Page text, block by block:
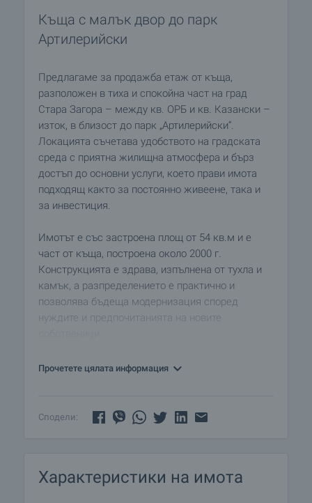
Къща с малък двор до парк
Артилерийски
Предлагаме за продажба етаж от къща,
разположен в тиха и спокойна част на град
Стара Загора – между кв. ОРБ и кв. Казански –
изток, в близост до парк „Артилерийски“.
Локацията съчетава удобството на градската
среда с приятна жилищна атмосфера и бърз
достъп до основни услуги, което прави имота
подходящ както за постоянно живеене, така и
за инвестиция.
Имотът е със застроена площ от 54 кв.м и е
част от къща, построена около 2000 г.
Конструкцията е здрава, изпълнена от тухла и
камък, а разпределението е практично и
позволява бъдеща модернизация според
нуждите и предпочитанията на новите
Жилищната част включва входно антре, кухня,
може да се използва като склад.
Прочетете цялата информация
Сподели:
Характеристики на имота